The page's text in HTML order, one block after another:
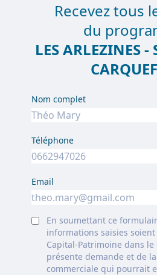
Recevez tous
du
LES ARLEZINES -
Nom complet
Téléphone
Email
En soumettant ce
informations saisies
Capital-Patrimoine dans le
présente demande et de
commerciale qui pourrait